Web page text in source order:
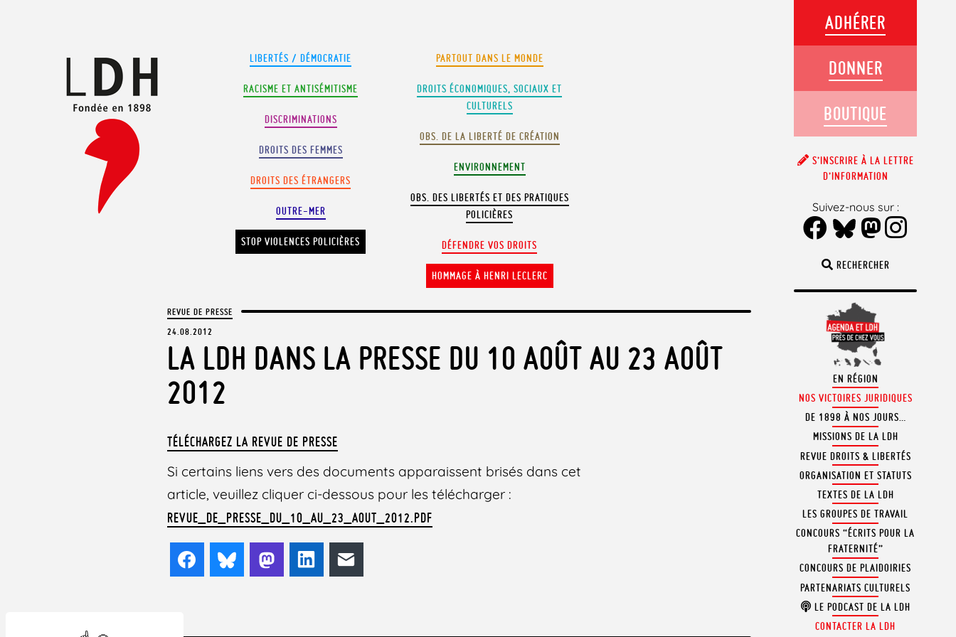
LIBERTÉS / DÉMOCRATIE
RACISME ET ANTISÉMITISME
DISCRIMINATIONS
DROITS DES FEMMES
DROITS DES ÉTRANGERS
OUTRE-MER
STOP VIOLENCES POLICIÈRES
PARTOUT DANS LE MONDE
DROITS ÉCONOMIQUES, SOCIAUX ET
CULTURELS
OBS. DE LA LIBERTÉ DE CRÉATION
ENVIRONNEMENT
OBS. DES LIBERTÉS ET DES PRATIQUES
POLICIÈRES
DÉFENDRE VOS DROITS
HOMMAGE À HENRI LECLERC
REVUE DE PRESSE
24.08.2012
LA LDH DANS LA PRESSE DU 10 AOÛT AU 23 AOÛT
2012
TÉLÉCHARGEZ LA REVUE DE PRESSE
Si certains liens vers des documents apparaissent brisés dans cet
article, veuillez cliquer ci-dessous pour les télécharger :
REVUE_DE_PRESSE_DU_10_AU_23_AOUT_2012.PDF
FacebookBlueskyMastodonLinkedIn
RECHERCHER
EN RÉGION
NOS VICTOIRES JURIDIQUES
DE 1898 À NOS JOURS…
MISSIONS DE LA LDH
REVUE DROITS & LIBERTÉS
ORGANISATION ET STATUTS
TEXTES DE LA LDH
LES GROUPES DE TRAVAIL
CONCOURS “ÉCRITS POUR LA
FRATERNITÉ”
CONCOURS DE PLAIDOIRIES
PARTENARIATS CULTURELS
LE PODCAST DE LA LDH
CONTACTER LA LDH
ADHÉRER
DONNER
BOUTIQUE
S’INSCRIRE À LA LETTRE
D’INFORMATION
Suivez-nous sur :